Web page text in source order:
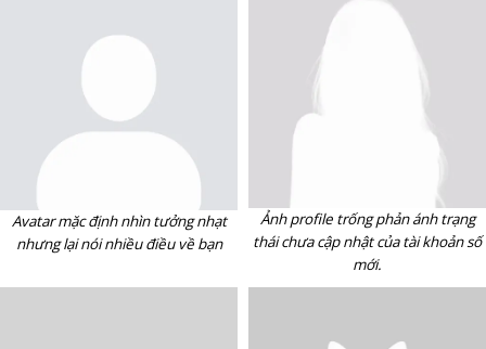
Avatar mặc định nhìn tưởng nhạt
nhưng lại nói nhiều điều về bạn
Ảnh profile trống phản ánh trạng
thái chưa cập nhật của tài khoản số
mới.